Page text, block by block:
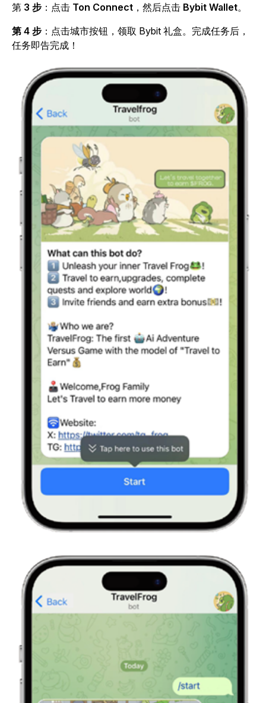
第 3 步 ：点击 Ton Connect ，然后点击 Bybit Wallet。
第 4 步 ：点击城市按钮，领取 Bybit 礼盒。完成任务后，
任务即告完成！